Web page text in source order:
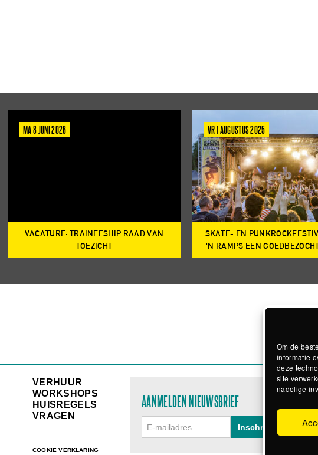
Om de
informatie
deze
site
nadelige
MA 8 JUNI 2026
VACATURE: TRAINEESHIP RAAD VAN
TOEZICHT
VR 1 AUGUSTUS 2025
SKATE- EN
‘N RAMPS EEN
VERHUUR
WORKSHOPS
HUISREGELS
VRAGEN
COOKIE VERKLARING
AANMELDEN NIEUWSBRIEF